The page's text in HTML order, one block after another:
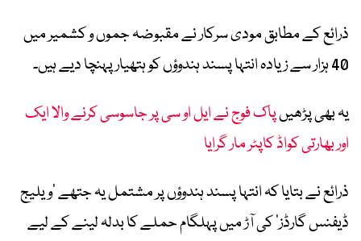
ذرائع کے مطابق مودی سرکار نے مقبوضہ جموں و کشمیر میں
40 ہزار سے زیادہ انتہا پسند ہندوؤں کو ہتھیار پہنچا دیے ہیں۔
یہ بھی پڑھیںپاک فوج نے ایل او سی پر جاسوسی کرنے والا ایک
اور بھارتی کواڈ کاپٹر مار گرایا
ذرائع نے بتایا کہ انتہا پسند ہندوؤں پر مشتمل یہ جتھے ’ویلیج
ڈیفنس گارڈز‘ کی آڑ میں پہلگام حملے کا بدلہ لینے کے لیے